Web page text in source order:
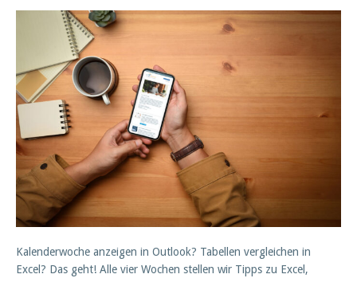
Kalenderwoche anzeigen in Outlook? Tabellen vergleichen in
Excel? Das geht! Alle vier Wochen stellen wir Tipps zu Excel,